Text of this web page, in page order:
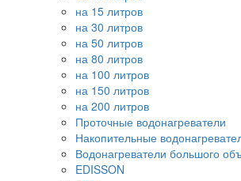
на 15 литров
на 30 литров
на 50 литров
на 80 литров
на 100 литров
на 150 литров
на 200 литров
Проточные водонагреватели
Накопительные
Водонагреватели большого
EDISSON